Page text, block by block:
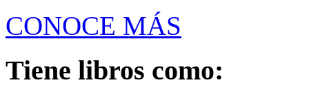
CONOCE MÁS
Tiene libros como: